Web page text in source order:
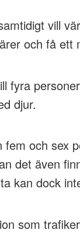
vill
och få ett
fyra
djur.
och sex
det även
kan dock
som